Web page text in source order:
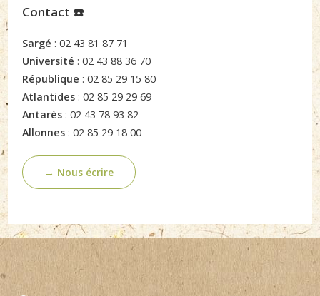
Contact ☎️
Sargé : 02 43 81 87 71
Université : 02 43 88 36 70
République : 02 85 29 15 80
Atlantides : 02 85 29 29 69
Antarès : 02 43 78 93 82
Allonnes : 02 85 29 18 00
→ Nous écrire